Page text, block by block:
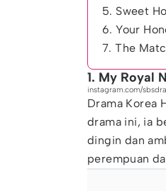
5. Sweet
6. Your
7. The
1. My Royal
instagram.com/
Drama Korea
drama ini, ia
dingin dan
perempuan